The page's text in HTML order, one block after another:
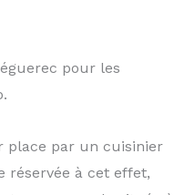
pour les
place par un cuisinier
réservée à cet effet,